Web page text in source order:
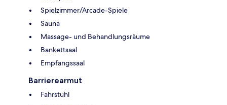
Spielzimmer/Arcade-Spiele
Sauna
Massage- und Behandlungsräume
Bankettsaal
Empfangssaal
Barrierearmut
Fahrstuhl